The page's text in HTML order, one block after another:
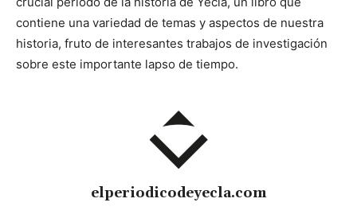
contiene una variedad de temas y aspectos de nuestra
historia, fruto de interesantes trabajos de investigación
sobre este importante lapso de tiempo.
elperiodicodeyecla.com